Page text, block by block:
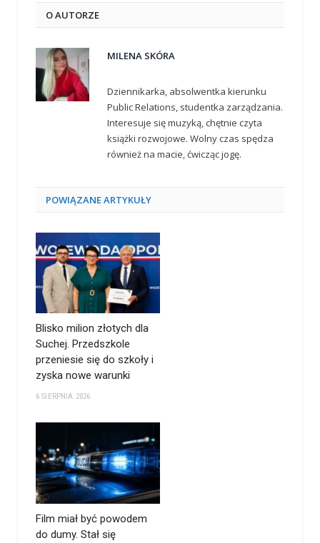
O AUTORZE
MILENA SKÓRA
Dziennikarka, absolwentka kierunku
Public Relations, studentka zarządzania.
Interesuje się muzyką, chętnie czyta
książki rozwojowe. Wolny czas spędza
również na macie, ćwicząc jogę.
POWIĄZANEARTYKUŁY
Blisko milion złotych dla
Suchej. Przedszkole
przeniesie się do szkoły i
zyska nowe warunki
6 SIERPNIA 2026
Film miał być powodem
do dumy. Stał się